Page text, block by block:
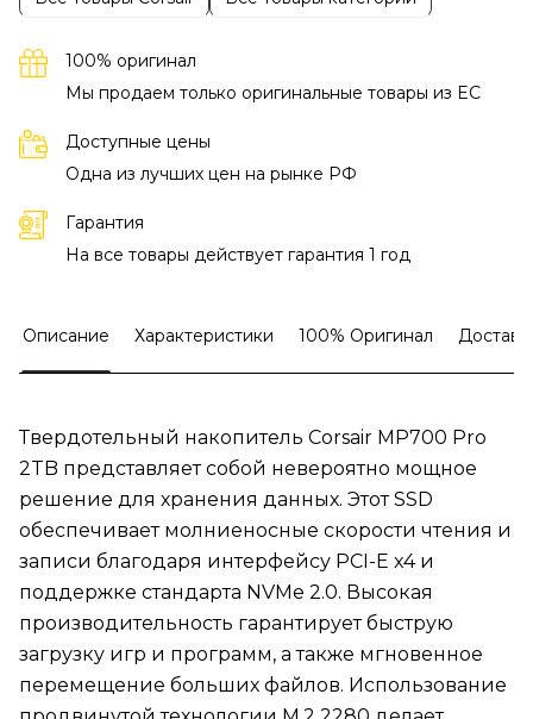
100% оригинал
Мы продаем только оригинальные товары из EC
Доступные цены
Одна из лучших цен на рынке РФ
Гарантия
На все товары действует гарантия 1 год
Описание Характеристики 100% Оригинал
Твердотельный накопитель Corsair MP700 Pro
2TB представляет собой невероятно мощное
решение для хранения данных. Этот SSD
обеспечивает молниеносные скорости чтения и
записи благодаря интерфейсу PCI-E x4 и
поддержке стандарта NVMe 2.0. Высокая
производительность гарантирует быструю
загрузку игр и программ, а также мгновенное
перемещение больших файлов. Использование